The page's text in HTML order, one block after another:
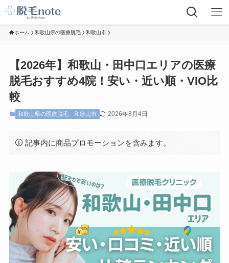
ホーム 和歌山県の医療脱毛 和歌山市
【2026年】和歌山・田中口エリアの医療
脱毛おすすめ4院！安い・近い順・VIO比
較
和歌山県の医療脱毛 和歌山市 2026年8月4日
記事内に商品プロモーションを含みます。